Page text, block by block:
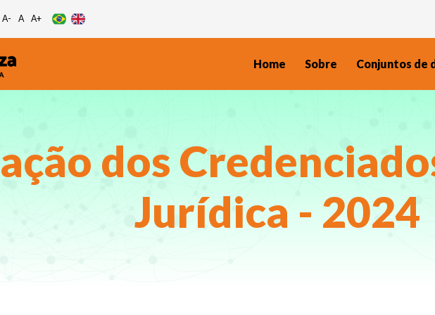
A- A A+
Home Sobre Conjuntos de
dos
Jurídica - 2024